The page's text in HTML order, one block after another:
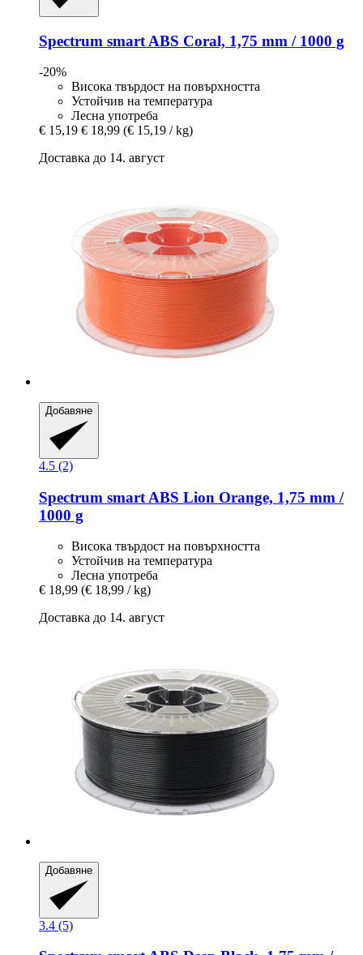
Spectrum smart ABS Coral, 1,75 mm / 1000 g
-20%
Висока твърдост на повърхността
Устойчив на температура
Лесна употреба
€ 15,19 € 18,99 (€ 15,19 / kg)
Доставка до 14. август
Добавяне
4.5 (2)
Spectrum smart ABS Lion Orange, 1,75 mm /
1000 g
Висока твърдост на повърхността
Устойчив на температура
Лесна употреба
€ 18,99 (€ 18,99 / kg)
Доставка до 14. август
Добавяне
3.4 (5)